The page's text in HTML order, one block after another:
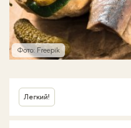
Фото: Freepik
Легкий!